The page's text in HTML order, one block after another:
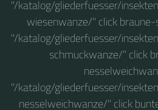
"/katalog/gliederfuesser/
wiesenwanze/" click
"/katalog/gliederfuesser/
schmuckwanze/" click
"/katalog/gliederfuesser/
nesselweichwanze/" click